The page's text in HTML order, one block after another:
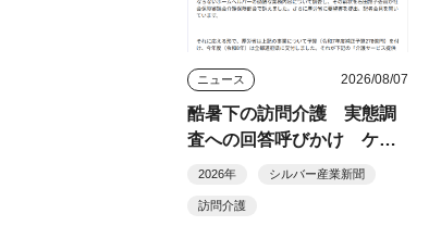
ニュース 2026/08/07
酷暑下の訪問介護 実態調
査への回答呼びかけ ケア
社会をつくる会
2026年 シルバー産業新聞
訪問介護